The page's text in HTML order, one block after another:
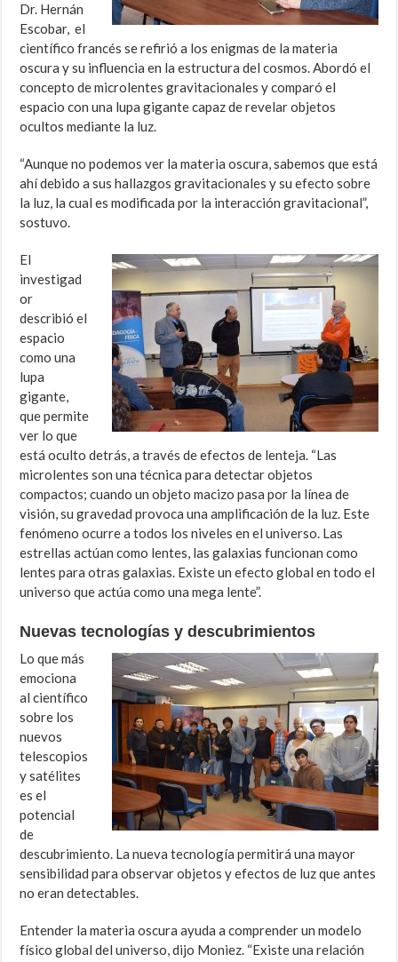
Dr. Hernán
Escobar, el
científico francés se refirió a los enigmas de la materia
oscura y su influencia en la estructura del cosmos. Abordó el
concepto de microlentes gravitacionales y comparó el
espacio con una lupa gigante capaz de revelar objetos
ocultos mediante la luz.
“Aunque no podemos ver la materia oscura, sabemos que está
ahí debido a sus hallazgos gravitacionales y su efecto sobre
la luz, la cual es modificada por la interacción gravitacional”,
sostuvo.
El
investigad
or
describió el
espacio
como una
lupa
gigante,
que permite
ver lo que
está oculto detrás, a través de efectos de lenteja. “Las
microlentes son una técnica para detectar objetos
compactos; cuando un objeto macizo pasa por la línea de
visión, su gravedad provoca una amplificación de la luz. Este
fenómeno ocurre a todos los niveles en el universo. Las
estrellas actúan como lentes, las galaxias funcionan como
lentes para otras galaxias. Existe un efecto global en todo el
universo que actúa como una mega lente”.
Nuevas tecnologías y descubrimientos
Lo que más
emociona
al científico
sobre los
nuevos
telescopios
y satélites
es el
potencial
de
descubrimiento. La nueva tecnología permitirá una mayor
sensibilidad para observar objetos y efectos de luz que antes
no eran detectables.
Entender la materia oscura ayuda a comprender un modelo
físico global del universo, dijo Moniez. “Existe una relación